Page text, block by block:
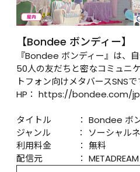
【Bondee ボンディー】
『Bondee ボンディー』は、
50人の友だちと密なコミュニ
トフォン向けメタバースSNSで
HP： https://bondee.com/
タイトル　　　： Bondee ボ
ジャンル　　　： ソーシャル
利用料金　　　： 無料
配信元　　　　： METADREAM